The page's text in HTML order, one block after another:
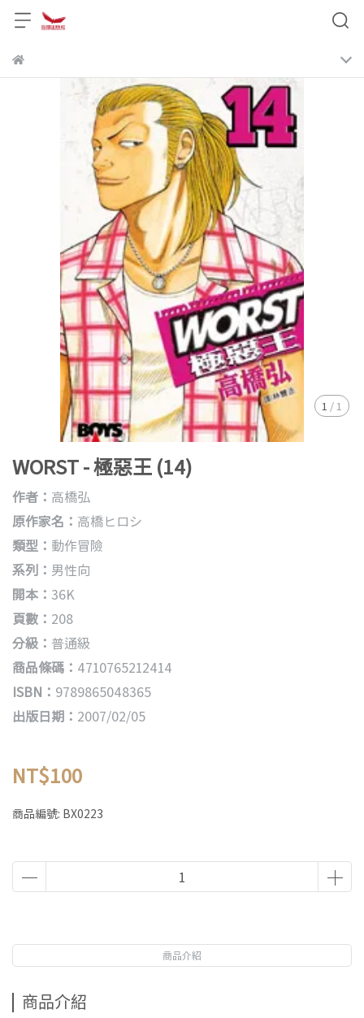
1 / 1
WORST - 極惡王 (14)
作者： 高橋弘
原作家名： 高橋ヒロシ
類型： 動作冒險
系列： 男性向
開本： 36K
頁數： 208
分級： 普通級
商品條碼： 4710765212414
ISBN： 9789865048365
出版日期： 2007/02/05
NT$100
商品編號: BX0223
商品介紹
商品介紹